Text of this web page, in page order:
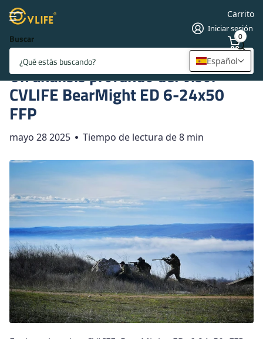
Buscar
Iniciar sesión
Carrito
0
Página principal
Un análisis profundo del visor CVLIFE BearMight ED 6-24x50 FFP
Un análisis profundo del visor
CVLIFE BearMight ED 6-24x50
FFP
mayo 28 2025 Tiempo de lectura de 8 min
Español